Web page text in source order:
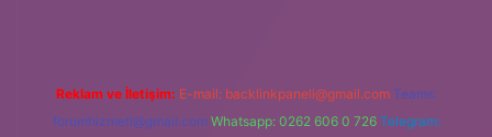
Reklam ve İletişim: E-mail: backlinkpaneli@gmail.com Teams:
forumhizmeti@gmail.com Whatsapp: 0262 606 0 726 Telegram: